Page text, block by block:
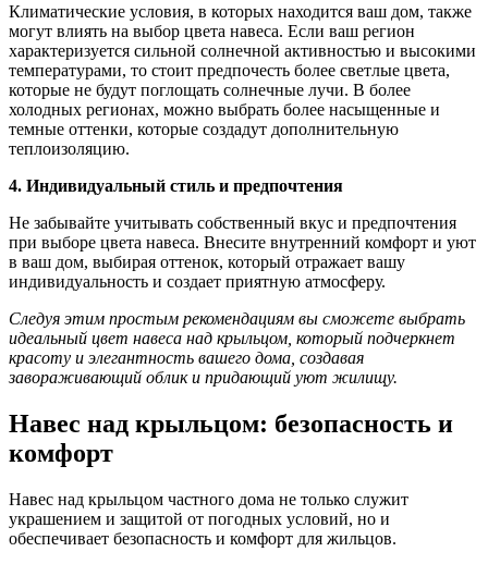
Климатические условия, в которых находится ваш дом, также
могут влиять на выбор цвета навеса. Если ваш регион
характеризуется сильной солнечной активностью и высокими
температурами, то стоит предпочесть более светлые цвета,
которые не будут поглощать солнечные лучи. В более
холодных регионах, можно выбрать более насыщенные и
темные оттенки, которые создадут дополнительную
теплоизоляцию.
4. Индивидуальный стиль и предпочтения
Не забывайте учитывать собственный вкус и предпочтения
при выборе цвета навеса. Внесите внутренний комфорт и уют
в ваш дом, выбирая оттенок, который отражает вашу
индивидуальность и создает приятную атмосферу.
Следуя этим простым рекомендациям вы сможете выбрать
идеальный цвет навеса над крыльцом, который подчеркнет
красоту и элегантность вашего дома, создавая
завораживающий облик и придающий уют жилищу.
Навес над крыльцом: безопасность и
комфорт
Навес над крыльцом частного дома не только служит
украшением и защитой от погодных условий, но и
обеспечивает безопасность и комфорт для жильцов.